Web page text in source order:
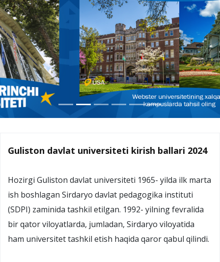
Guliston davlat universiteti kirish ballari 2024
Hozirgi Guliston davlat universiteti 1965- yilda ilk marta
ish boshlagan Sirdaryo davlat pedagogika instituti
(SDPI) zaminida tashkil etilgan. 1992- yilning fevralida
bir qator viloyatlarda, jumladan, Sirdaryo viloyatida
ham universitet tashkil etish haqida qaror qabul qilindi.